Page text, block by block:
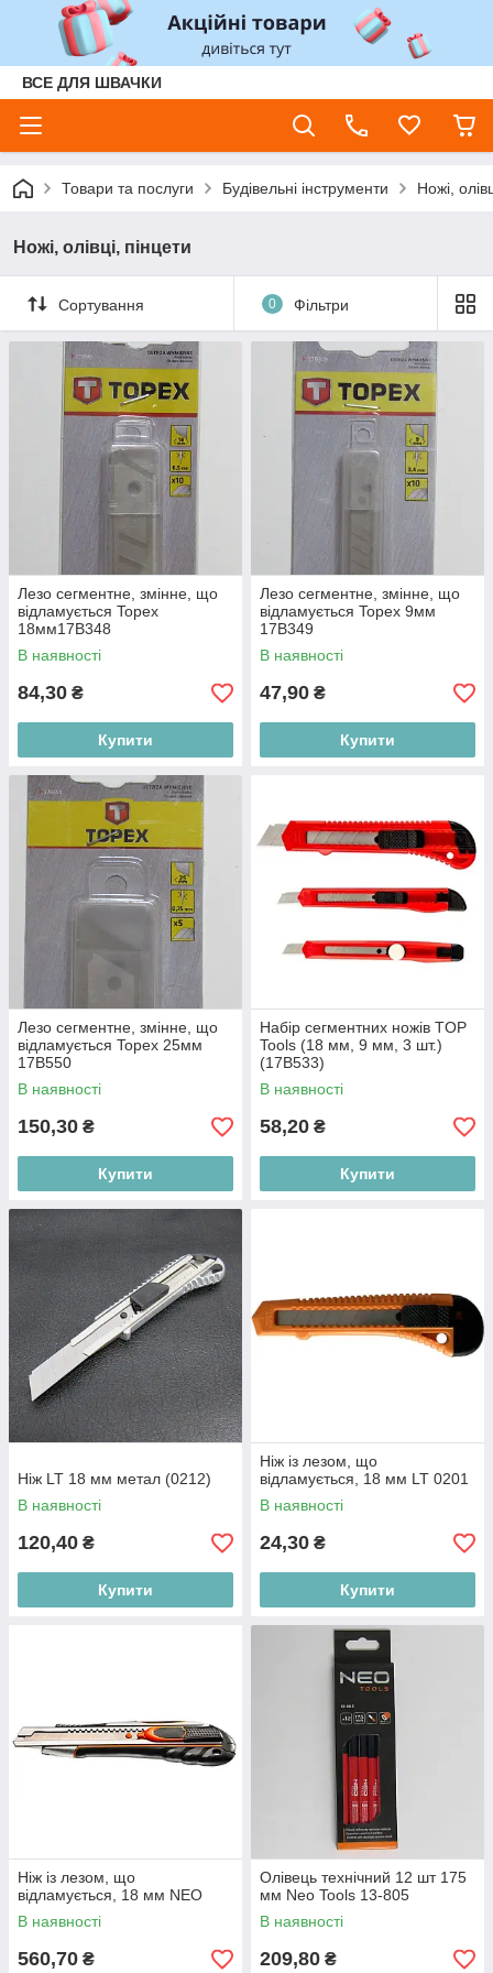
ВСЕ ДЛЯ ШВАЧКИ
Товари та послуги Будівельні інструменти Ножі,
Ножі, олівці, пінцети
Сортування 0 Фільтри
Лезо сегментне, змінне, що
відламується Topex
18мм17B348
В наявності
84,30 ₴
Купити
Лезо сегментне, змінне, що
відламується Topex 9мм
17B349
В наявності
47,90 ₴
Купити
Лезо сегментне, змінне, що
відламується Topex 25мм
17B550
В наявності
150,30 ₴
Купити
Набір сегментних ножів TOP
Tools (18 мм, 9 мм, 3 шт.)
(17B533)
В наявності
58,20 ₴
Купити
Ніж LT 18 мм метал (0212)
В наявності
120,40 ₴
Купити
Ніж із лезом, що
відламується, 18 мм LT 0201
В наявності
24,30 ₴
Купити
Ніж із лезом, що
відламується, 18 мм NEO
В наявності
560,70 ₴
Олівець технічний 12 шт 175
мм Neo Tools 13-805
В наявності
209,80 ₴